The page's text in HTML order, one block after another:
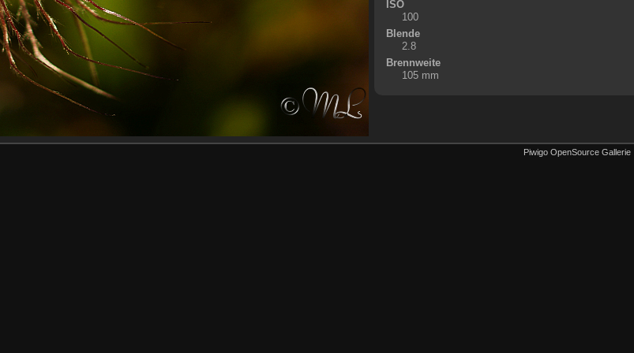
ISO
100
Blende
2.8
Brennweite
105 mm
Piwigo OpenSource Gallerie